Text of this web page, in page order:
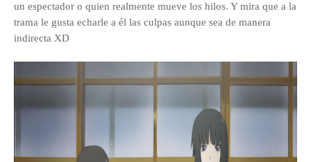
un espectador o quien realmente mueve los hilos. Y mira que a la
trama le gusta echarle a él las culpas aunque sea de manera
indirecta XD